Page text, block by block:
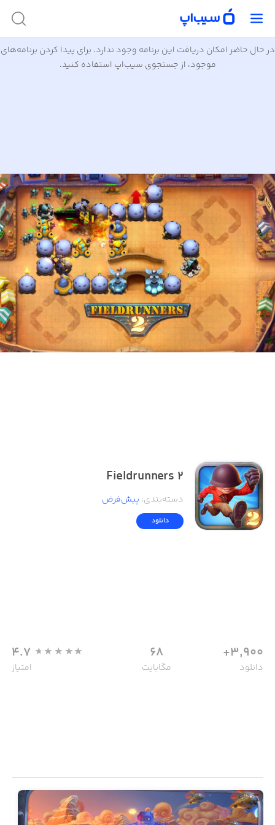
در حال حاضر امکان دریافت این برنامه وجود ندارد. برای پیدا کردن برنامه‌های
موجود، از جستجوی سیب‌اپ استفاده کنید.
Fieldrunners 2
دسته‌بندی: پیش‌فرض
دانلود
3,900+
دانلود
68
مگابایت
4.7
امتیاز